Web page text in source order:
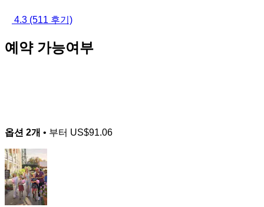
4.3 (511 후기)
예약 가능여부
옵션 2개 • 부터 US$91.06